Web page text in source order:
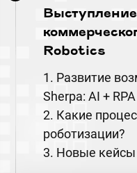
Robotics
1. Развитие
Sherpa: AI + RPA
2. Какие
роботизации?
3. Новые кейсы